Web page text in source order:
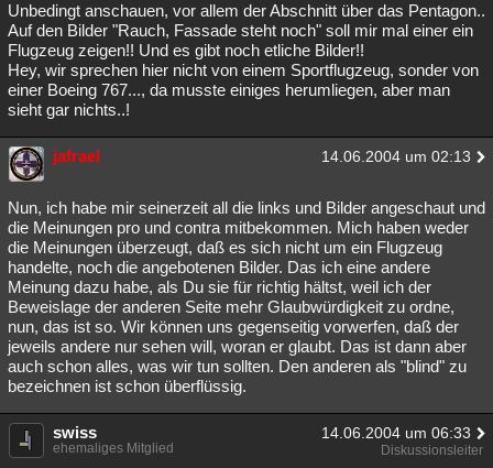
Unbedingt anschauen, vor allem der Abschnitt über das Pentagon..
Auf den Bilder "Rauch, Fassade steht noch" soll mir mal einer ein
Flugzeug zeigen!! Und es gibt noch etliche Bilder!!
Hey, wir sprechen hier nicht von einem Sportflugzeug, sonder von
einer Boeing 767..., da musste einiges herumliegen, aber man
sieht gar nichts..!
jafrael 14.06.2004 um 02:13
Nun, ich habe mir seinerzeit all die links und Bilder angeschaut und
die Meinungen pro und contra mitbekommen. Mich haben weder
die Meinungen überzeugt, daß es sich nicht um ein Flugzeug
handelte, noch die angebotenen Bilder. Das ich eine andere
Meinung dazu habe, als Du sie für richtig hältst, weil ich der
Beweislage der anderen Seite mehr Glaubwürdigkeit zu ordne,
nun, das ist so. Wir können uns gegenseitig vorwerfen, daß der
jeweils andere nur sehen will, woran er glaubt. Das ist dann aber
auch schon alles, was wir tun sollten. Den anderen als "blind" zu
bezeichnen ist schon überflüssig.
swiss 14.06.2004 um 06:33
ehemaliges Mitglied Diskussionsleiter